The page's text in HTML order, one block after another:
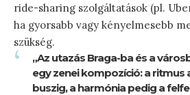
ride-sharing szolgáltatások (pl.
ha gyorsabb vagy kényelmesebb
szükség.
„Az utazás Braga-ba és a
egy zenei kompozíció: a ritmus
buszig, a harmónia pedig a